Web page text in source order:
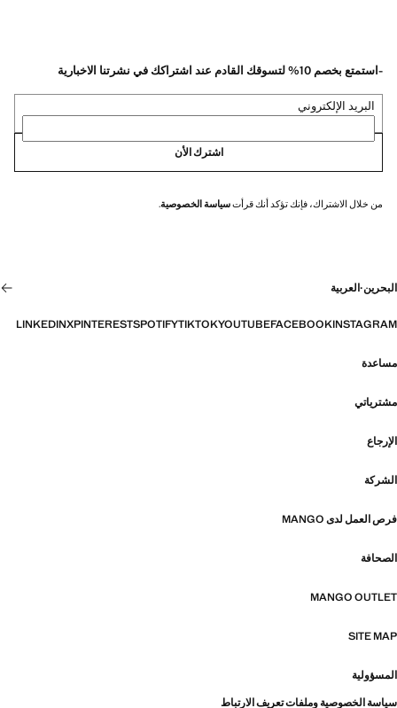
-استمتع بخصم 10% لتسوقك القادم عند اشتراكك في نشرتنا الاخبارية
البريد الإلكتروني
اشترك الأن
من خلال الاشتراك، فإنك تؤكد أنك قرأتسياسة الخصوصية.
البحرين·العربية
INSTAGRAM
FACEBOOK
YOUTUBE
TIKTOK
SPOTIFY
PINTEREST
X
LINKEDIN
مساعدة
مشترياتي
الإرجاع
الشركة
فرص العمل لدى MANGO
الصحافة
MANGO OUTLET
SITE MAP
المسؤولية
سياسة الخصوصية وملفات تعريف الارتباط